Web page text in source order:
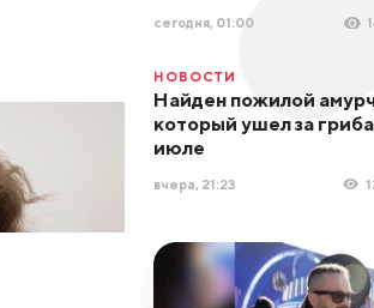
сегодня, 01:00
НОВОСТИ
Найден пожилой
который ушел за
июле
вчера, 21:23